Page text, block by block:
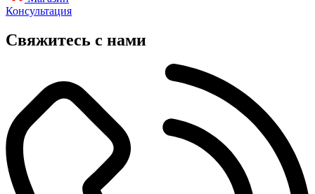
Консультация
Свяжитесь с нами